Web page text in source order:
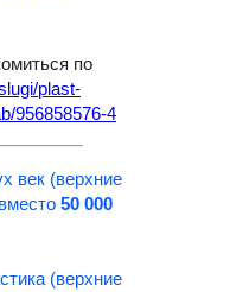
по
plast-
956858576-4
век (верхние
вместо 50 000
(верхние